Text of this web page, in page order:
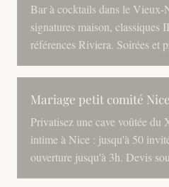
Bar à cocktails dans le Vieux-
signatures maison, classiques
références Riviera. Soirées et
Mariage petit comité Nice
Privatisez une cave voûtée
intime à Nice : jusqu'à 50
ouverture jusqu'à 3h. Devis